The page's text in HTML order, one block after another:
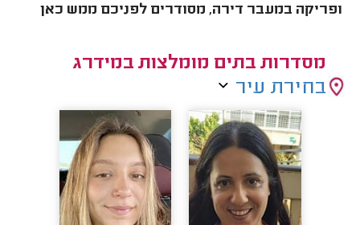
ופריקה במעבר דירה, מסודרים לפניכם ממש כאן
מסדרות בתים מומלצות במידרג
בחירת עיר